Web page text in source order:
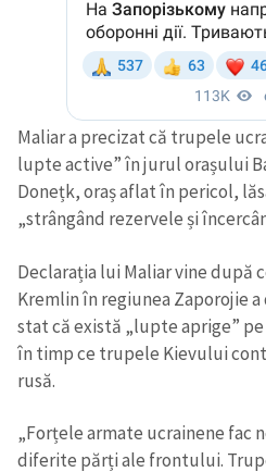
Maliar a precizat că trupele
lupte active” în jurul orașului
Donețk, oraș aflat în pericol,
„strângând rezervele și
Declarația lui Maliar vine după
Kremlin în regiunea Zaporojie
stat că există „lupte aprige”
în timp ce trupele Kievului
rusă.
„Forțele armate ucrainene fac
diferite părți ale frontului.